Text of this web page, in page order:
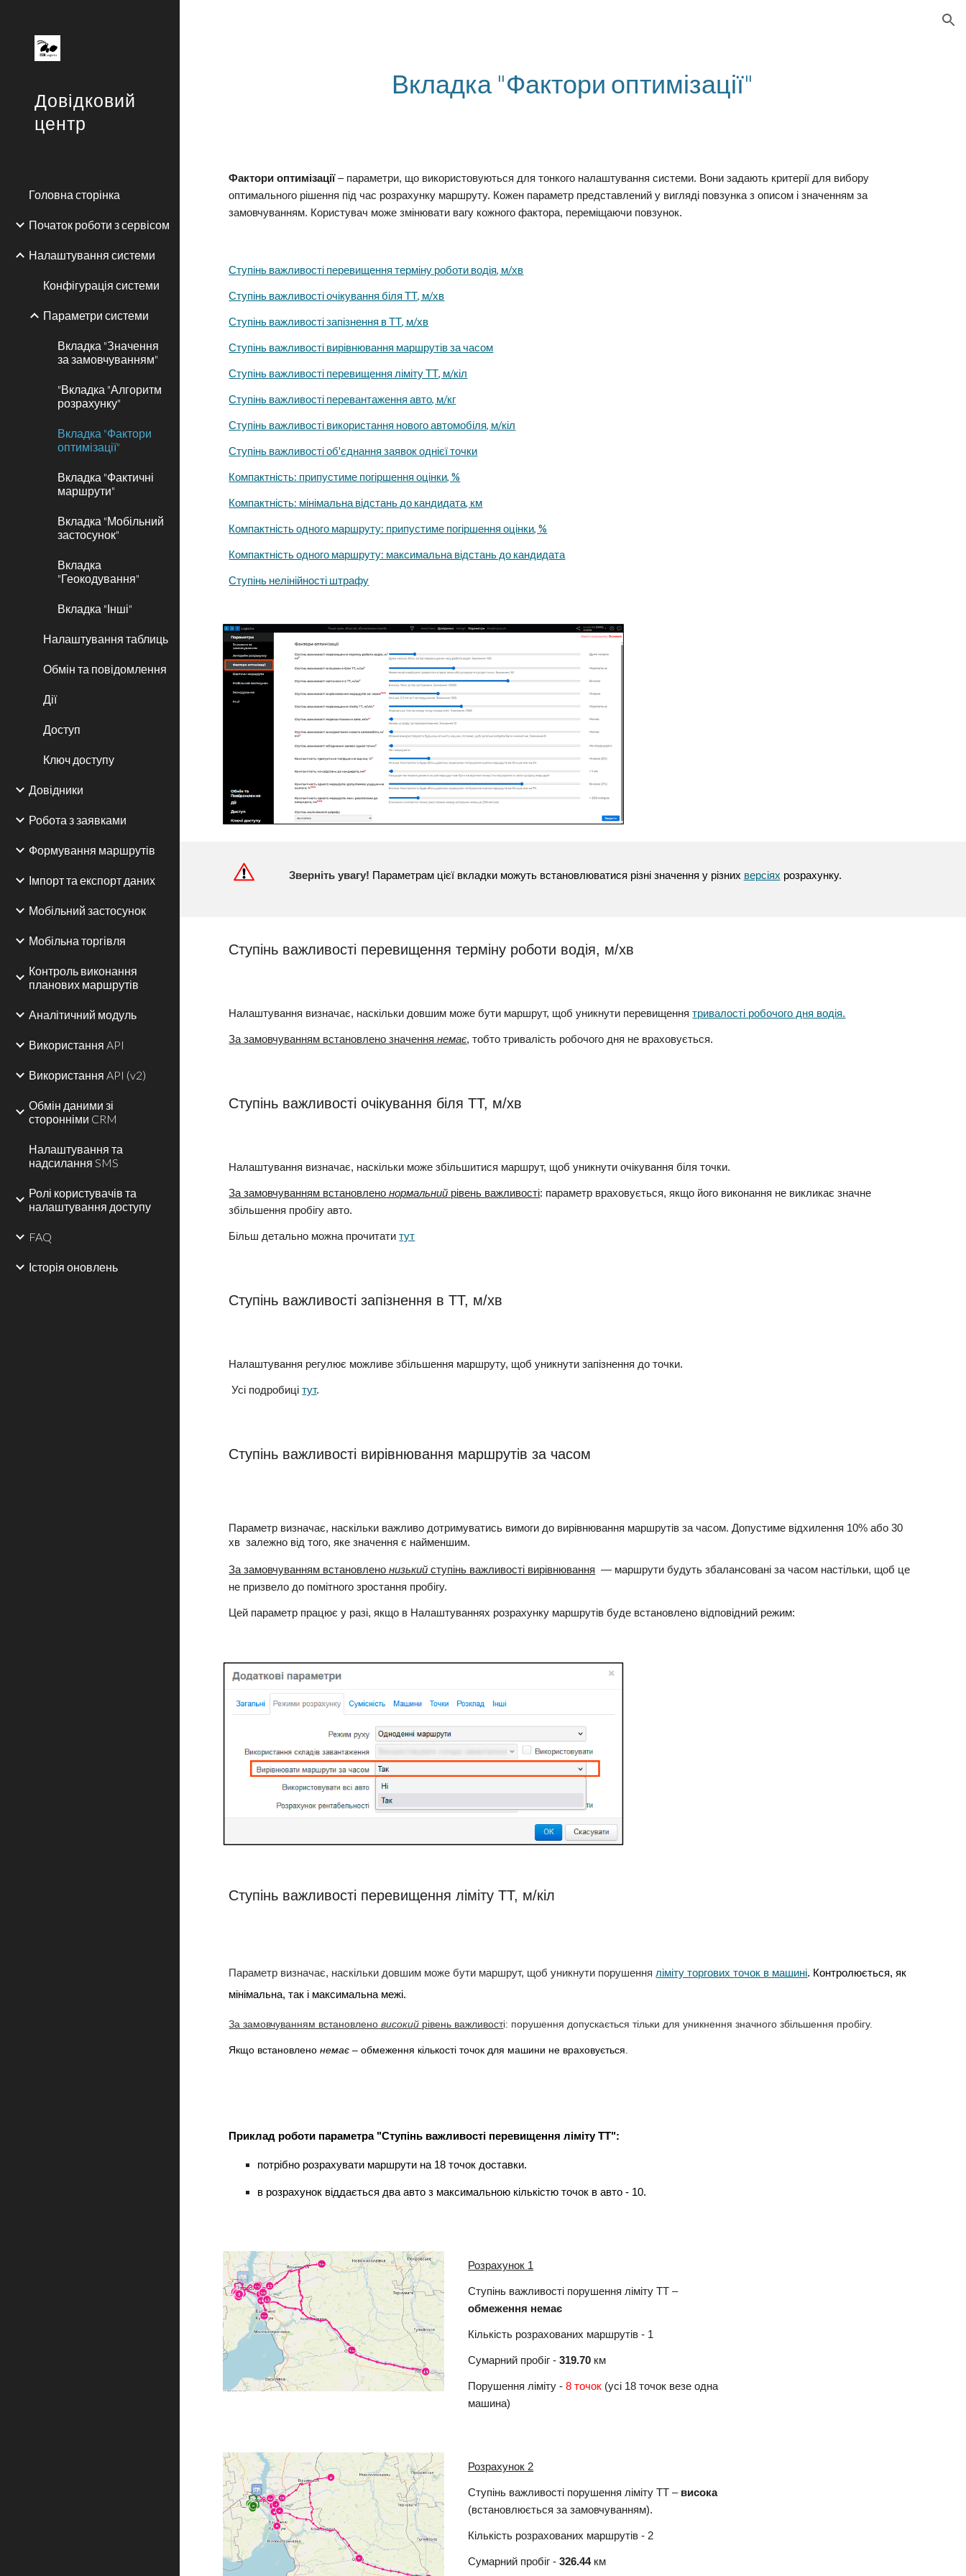
Довідковий
центр
Головна сторінка
Початок роботи з сервісом
Налаштування системи
Конфігурація системи
Параметри системи
Вкладка "Значення
за замовчуванням"
"Вкладка "Алгоритм
розрахунку"
Вкладка "Фактори
оптимізації"
Вкладка "Фактичні
маршрути"
Вкладка "Мобільний
застосунок"
Вкладка
"Геокодування"
Вкладка "Інші"
Налаштування таблиць
Обмін та повідомлення
Дії
Доступ
Ключ доступу
Довідники
Робота з заявками
Формування маршрутів
Імпорт та експорт даних
Мобільний застосунок
Мобільна торгівля
Контроль виконання
планових маршрутів
Аналітичний модуль
Використання API
Використання API (v2)
Обмін даними зі
сторонніми CRM
Налаштування та
надсилання SMS
Ролі користувачів та
налаштування доступу
FAQ
Історія оновлень
Вкладка "Фактори оптимізації"
Фактори оптимізації– параметри, що використовуються для тонкого налаштування системи. Вони задають критерії для вибору
оптимального рішення під час розрахунку маршруту. Кожен параметр представлений у вигляді повзунка з описом і значенням за
замовчуванням. Користувач може змінювати вагу кожного фактора, переміщаючи повзунок.
Ступінь важливості перевищення терміну роботи водія, м/хв
Ступінь важливості очікування біля ТТ, м/хв
Ступінь важливості запізнення в ТТ, м/хв
Ступінь важливості вирівнювання маршрутів за часом
Ступінь важливості перевищення ліміту ТТ, м/кіл
Ступінь важливості перевантаження авто, м/кг
Ступінь важливості використання нового автомобіля, м/кіл
Ступінь важливості об'єднання заявок однієї точки
Компактність: припустиме погіршення оцінки, %
Компактність: мінімальна відстань до кандидата, км
Компактність одного маршруту: припустиме погіршення оцінки, %
Компактність одного маршруту: максимальна відстань до кандидата
Ступінь нелінійності штрафу
Зверніть увагу! Параметрам цієї вкладки можуть встановлюватися різні значення у різних версіях розрахунку.
Ступінь важливості перевищення терміну роботи водія, м/хв
Налаштування визначає, наскільки довшим може бути маршрут, щоб уникнути перевищеннятривалості робочого дня водія.
За замовчуванням встановлено значеннянемає, тобто тривалість робочого дня не враховується.
Ступінь важливості очікування біля ТТ, м/хв
Налаштування визначає, наскільки може збільшитися маршрут, щоб уникнути очікування біля точки.
За замовчуванням встановлено нормальний рівень важливості: параметр враховується, якщо його виконання не викликає значне
збільшення пробігу авто.
Більш детально можна прочитатитут
Ступінь важливості запізнення в ТТ, м/хв
Налаштування регулює можливе збільшення маршруту, щоб уникнути запізнення до точки.
Усі подробицітут.
Ступінь важливості вирівнювання маршрутів за часом
Параметр визначає, наскільки важливо дотримуватись вимоги до вирівнювання маршрутів за часом. Допустиме відхилення 10% або 30
хв залежно від того, яке значення є найменшим.
За замовчуванням встановленонизький ступінь важливості вирівнювання — маршрути будуть збалансовані за часом настільки, щоб це
не призвело до помітного зростання пробігу.
Цей параметр працює у разі, якщо в Налаштуваннях розрахунку маршрутів буде встановлено відповідний режим:
Ступінь важливості перевищення ліміту ТТ, м/кіл
Параметр визначає, наскільки довшим може бути маршрут, щоб уникнути порушення ліміту торгових точок в машині. Контролюється, як
мінімальна, так і максимальна межі.
За замовчуванням встановлено високий рівень важливості: порушення допускається тільки для уникнення значного збільшення пробігу.
Якщо встановленонемає– обмеження кількості точок для машини не враховується.
Приклад роботи параметра "Ступінь важливості перевищення ліміту ТТ":
потрібно розрахувати маршрути на 18 точок доставки.
в розрахунок віддається два авто з максимальною кількістю точок в авто - 10.
Розрахунок 1
Ступінь важливості порушення ліміту ТТ –
обмеження немає
Кількість розрахованих маршрутів - 1
Сумарний пробіг -319.70 км
Порушення ліміту -8 точок (усі 18 точок везе одна
машина)
Розрахунок 2
Ступінь важливості порушення ліміту ТТ – висока
(встановлюється за замовчуванням).
Кількість розрахованих маршрутів - 2
Сумарний пробіг -326.44км